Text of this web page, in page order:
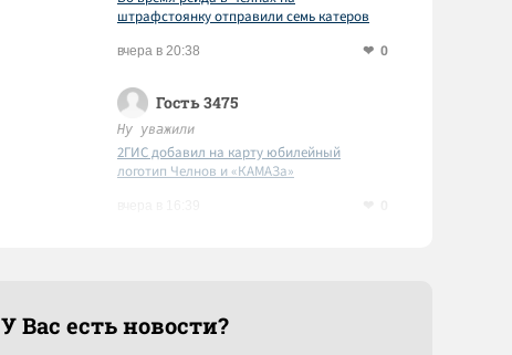
штрафстоянку отправили семь катеров
вчера в 20:38 0
Гость 3475
Ну уважили
2ГИС добавил на карту юбилейный
логотип Челнов и «КАМАЗа»
У Вас есть новости?